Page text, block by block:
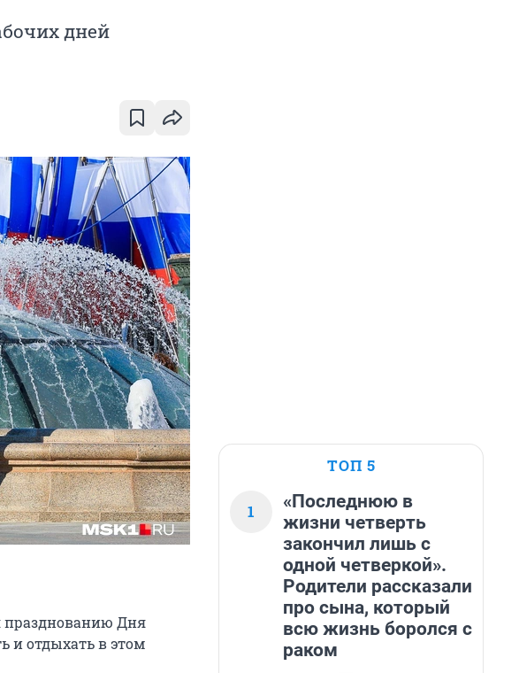
дней
празднованию Дня
и отдыхать в этом
ТОП 5
1
«Последнюю в
жизни четверть
закончил лишь с
одной четверкой».
Родители рассказали
про сына, который
всю жизнь боролся с
раком